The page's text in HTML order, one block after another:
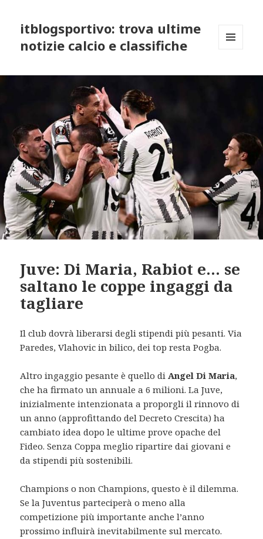
itblogsportivo: trova ultime
notizie calcio e classifiche
WIDGETS
Juve: Di Maria, Rabiot e… se
saltano le coppe ingaggi da
tagliare
Il club dovrà liberarsi degli stipendi più pesanti. Via
Paredes, Vlahovic in bilico, dei top resta Pogba.
Altro ingaggio pesante è quello di Angel Di Maria,
che ha firmato un annuale a 6 milioni. La Juve,
inizialmente intenzionata a proporgli il rinnovo di
un anno (approfittando del Decreto Crescita) ha
cambiato idea dopo le ultime prove opache del
Fideo. Senza Coppa meglio ripartire dai giovani e
da stipendi più sostenibili.
Champions o non Champions, questo è il dilemma.
Se la Juventus parteciperà o meno alla
competizione più importante anche l’anno
prossimo influirà inevitabilmente sul mercato.